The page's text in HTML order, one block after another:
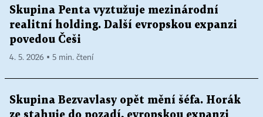
Skupina Penta vyztužuje mezinárodní
realitní holding. Další evropskou expanzi
povedou Češi
4. 5. 2026 ▪ 5 min. čtení
Skupina Bezvavlasy opět mění šéfa. Horák
ze stahuje do pozadí, evropskou expanzi